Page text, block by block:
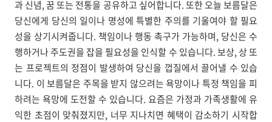
과 신념, 꿈 또는 전통을 공유하고 싶어합니다. 또한 오늘 보름달은
당신에게 당신의 일이나 명성에 특별한 주의를 기울여야 할 필요
성을 상기시켜줍니다. 책임이나 행동 촉구가 가능하며, 당신은 수
행하거나 주도권을 잡을 필요성을 인식할 수 있습니다. 보상, 상 또
는 프로젝트의 정점이 발생하여 당신을 껍질에서 끌어낼 수 있습
니다. 이 보름달은 주목을 받지 않으려는 욕망이나 특정 책임을 피
하려는 욕망에 도전할 수 있습니다. 요즘은 가정과 가족생활에 유
익한 초점이 맞춰졌지만, 너무 지나치면 혜택이 감소하기 시작합